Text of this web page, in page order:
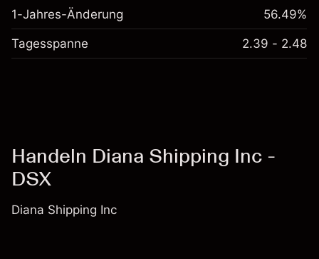
1-Jahres-Änderung 56.49%
Tagesspanne 2.39 - 2.48
Handeln Diana Shipping Inc -
DSX
Diana Shipping Inc